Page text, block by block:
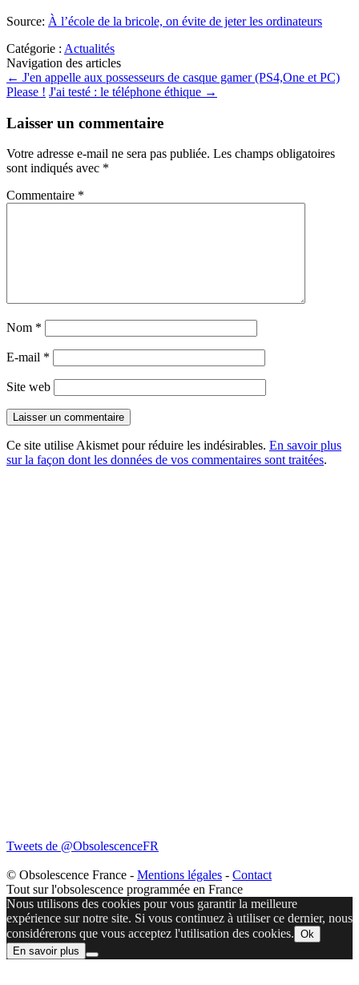
Source: À l’école de la bricole, on évite de jeter les ordinateurs
Catégorie : Actualités
Navigation des articles
← J'en appelle aux possesseurs de casque gamer (PS4,One et PC)
Please ! J'ai testé : le téléphone éthique →
Laisser un commentaire
Votre adresse e-mail ne sera pas publiée. Les champs obligatoires
sont indiqués avec *
Commentaire *
Nom *
E-mail *
Site web
Ce site utilise Akismet pour réduire les indésirables. En savoir plus
sur la façon dont les données de vos commentaires sont traitées.
Tweets de @ObsolescenceFR
© Obsolescence France - Mentions légales - Contact
Tout sur l'obsolescence programmée en France
Nous utilisons des cookies pour vous garantir la meilleure
expérience sur notre site. Si vous continuez à utiliser ce dernier, nous
considérerons que vous acceptez l'utilisation des cookies. Ok
En savoir plus